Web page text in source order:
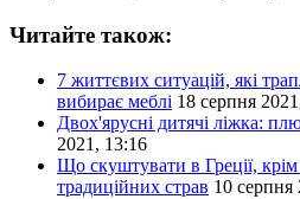
Читайте також:
7 життєвих ситуацій, які
вибирає меблі 18 серпня
Двох'ярусні дитячі ліжка:
2021, 13:16
Що скуштувати в Греції,
традиційних страв 10 серпня